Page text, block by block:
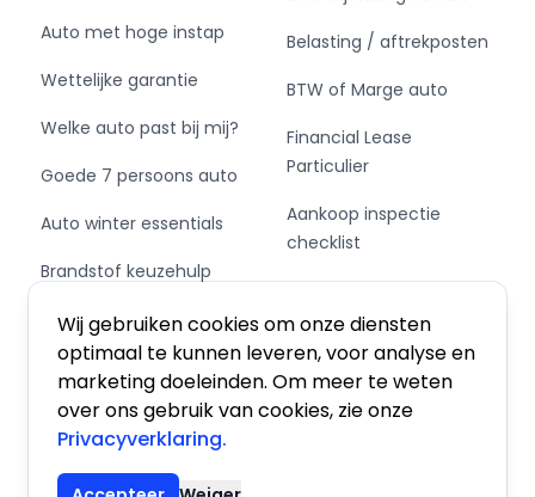
Wij gebruiken cookies om onze diensten
optimaal te kunnen leveren, voor analyse en
marketing doeleinden. Om meer te weten
over ons gebruik van cookies, zie onze
Privacyverklaring.
Auto met hoge instap
Wettelijke garantie
Welke auto past bij mij?
Goede 7 persoons auto
Auto winter essentials
Brandstof keuzehulp
Schakel of automaat?
Belasting / aftrekposten
BTW of Marge auto
Financial Lease
Particulier
Aankoop inspectie
checklist
Private Leasen,
Financieren of Kopen?